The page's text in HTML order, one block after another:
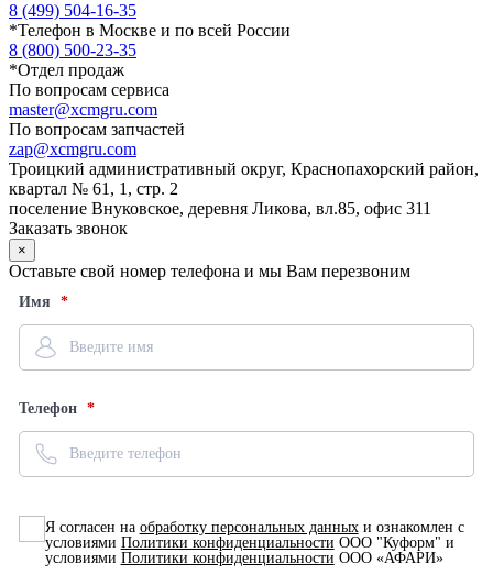
8 (499) 504-16-35
*Телефон в Москве и по всей России
8 (800) 500-23-35
*Отдел продаж
По вопросам сервиса
master@xcmgru.com
По вопросам запчастей
zap@xcmgru.com
Троицкий административный округ, Краснопахорский район,
квартал № 61, 1, стр. 2
поселение Внуковское, деревня Ликова, вл.85, офис 311
Заказать звонок
×
Оставьте свой номер телефона и мы Вам перезвоним
Имя
Телефон
Я согласен на обработку персональных данныхи ознакомлен с
условиями Политики конфиденциальности ООО "Куформ" и
условиями Политики конфиденциальности ООО «АФАРИ»